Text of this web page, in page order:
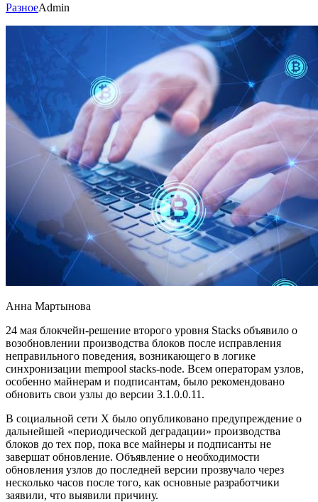
РазноеAdmin
Анна Мартынова
24 мая блокчейн-решение второго уровня Stacks объявило о
возобновлении производства блоков после исправления
неправильного поведения, возникающего в логике
синхронизации mempool stacks-node. Всем операторам узлов,
особенно майнерам и подписантам, было рекомендовано
обновить свои узлы до версии 3.1.0.0.11.
В социальной сети X было опубликовано предупреждение о
дальнейшей «периодической деградации» производства
блоков до тех пор, пока все майнеры и подписанты не
завершат обновление. Объявление о необходимости
обновления узлов до последней версии прозвучало через
несколько часов после того, как основные разработчики
заявили, что выявили причину.